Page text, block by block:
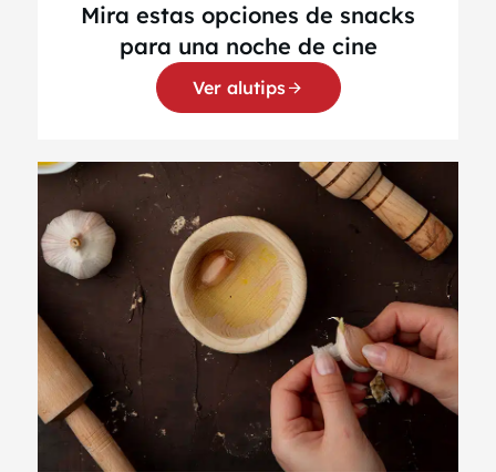
Mira estas opciones de snacks
para una noche de cine
Ver alutips